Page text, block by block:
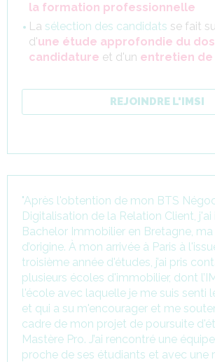
la formation professionnelle
La sélection des candidats se fait
d'une étude approfondie du
candidature et d'un entretien
REJOINDRE L'IMSI
"Après l'obtention de mon BTS
Digitalisation de la Relation Client, j'ai
Bachelor Immobilier en Bretagne,
d’origine. À mon arrivée à Paris à
troisième année d'études, j’ai pris
plusieurs écoles d'immobilier, dont
l'école avec laquelle je me suis senti
et qui a su m'encourager et me
cadre de mon projet de poursuite
Mastère Pro. J’ai rencontré une
proche de ses étudiants et avec une